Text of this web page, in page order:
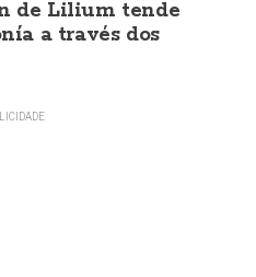
de Lilium tende
a través dos